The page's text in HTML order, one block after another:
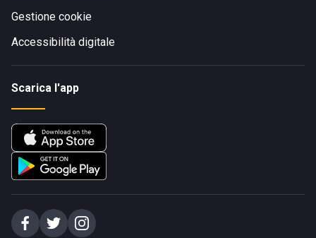
Gestione cookie
Accessibilità digitale
Scarica l'app